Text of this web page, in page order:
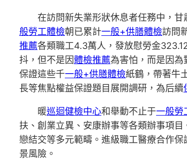
在訪問新失業形狀休息者任務中，
般勞工體檢朝已累計一般+供膳體檢訪問
推薦各類職工4.3萬人，發放慰勞金
抖，但不是因體檢推薦為害怕，而是因為
保證這些千一般+供膳體檢紙鶴，帶著牛
長等焦點權益保證題目展開調研，為后續
暖巡迴健檢中心和舉動不止于一般勞
扶、創業立異、安康辦事等各類辦事項目
戀結交等多元範疇。進級職工醫療合作
景風險。